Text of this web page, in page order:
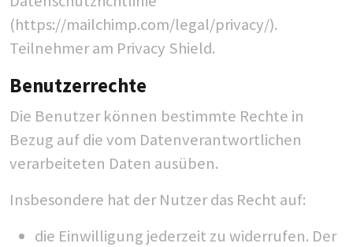
(https://mailchimp.com/legal/privacy/).
Teilnehmer am Privacy Shield.
Benutzerrechte
Die Benutzer können bestimmte Rechte in
Bezug auf die vom Datenverantwortlichen
verarbeiteten Daten ausüben.
Insbesondere hat der Nutzer das Recht auf:
die Einwilligung jederzeit zu widerrufen. Der